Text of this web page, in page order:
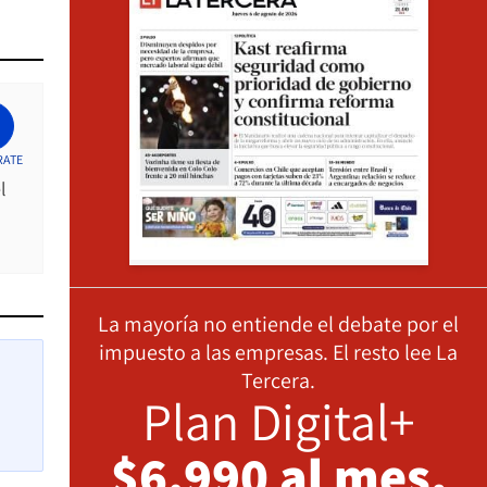
La mayoría no entiende el debate por el
impuesto a las empresas. El resto lee La
Tercera.
Plan Digital+